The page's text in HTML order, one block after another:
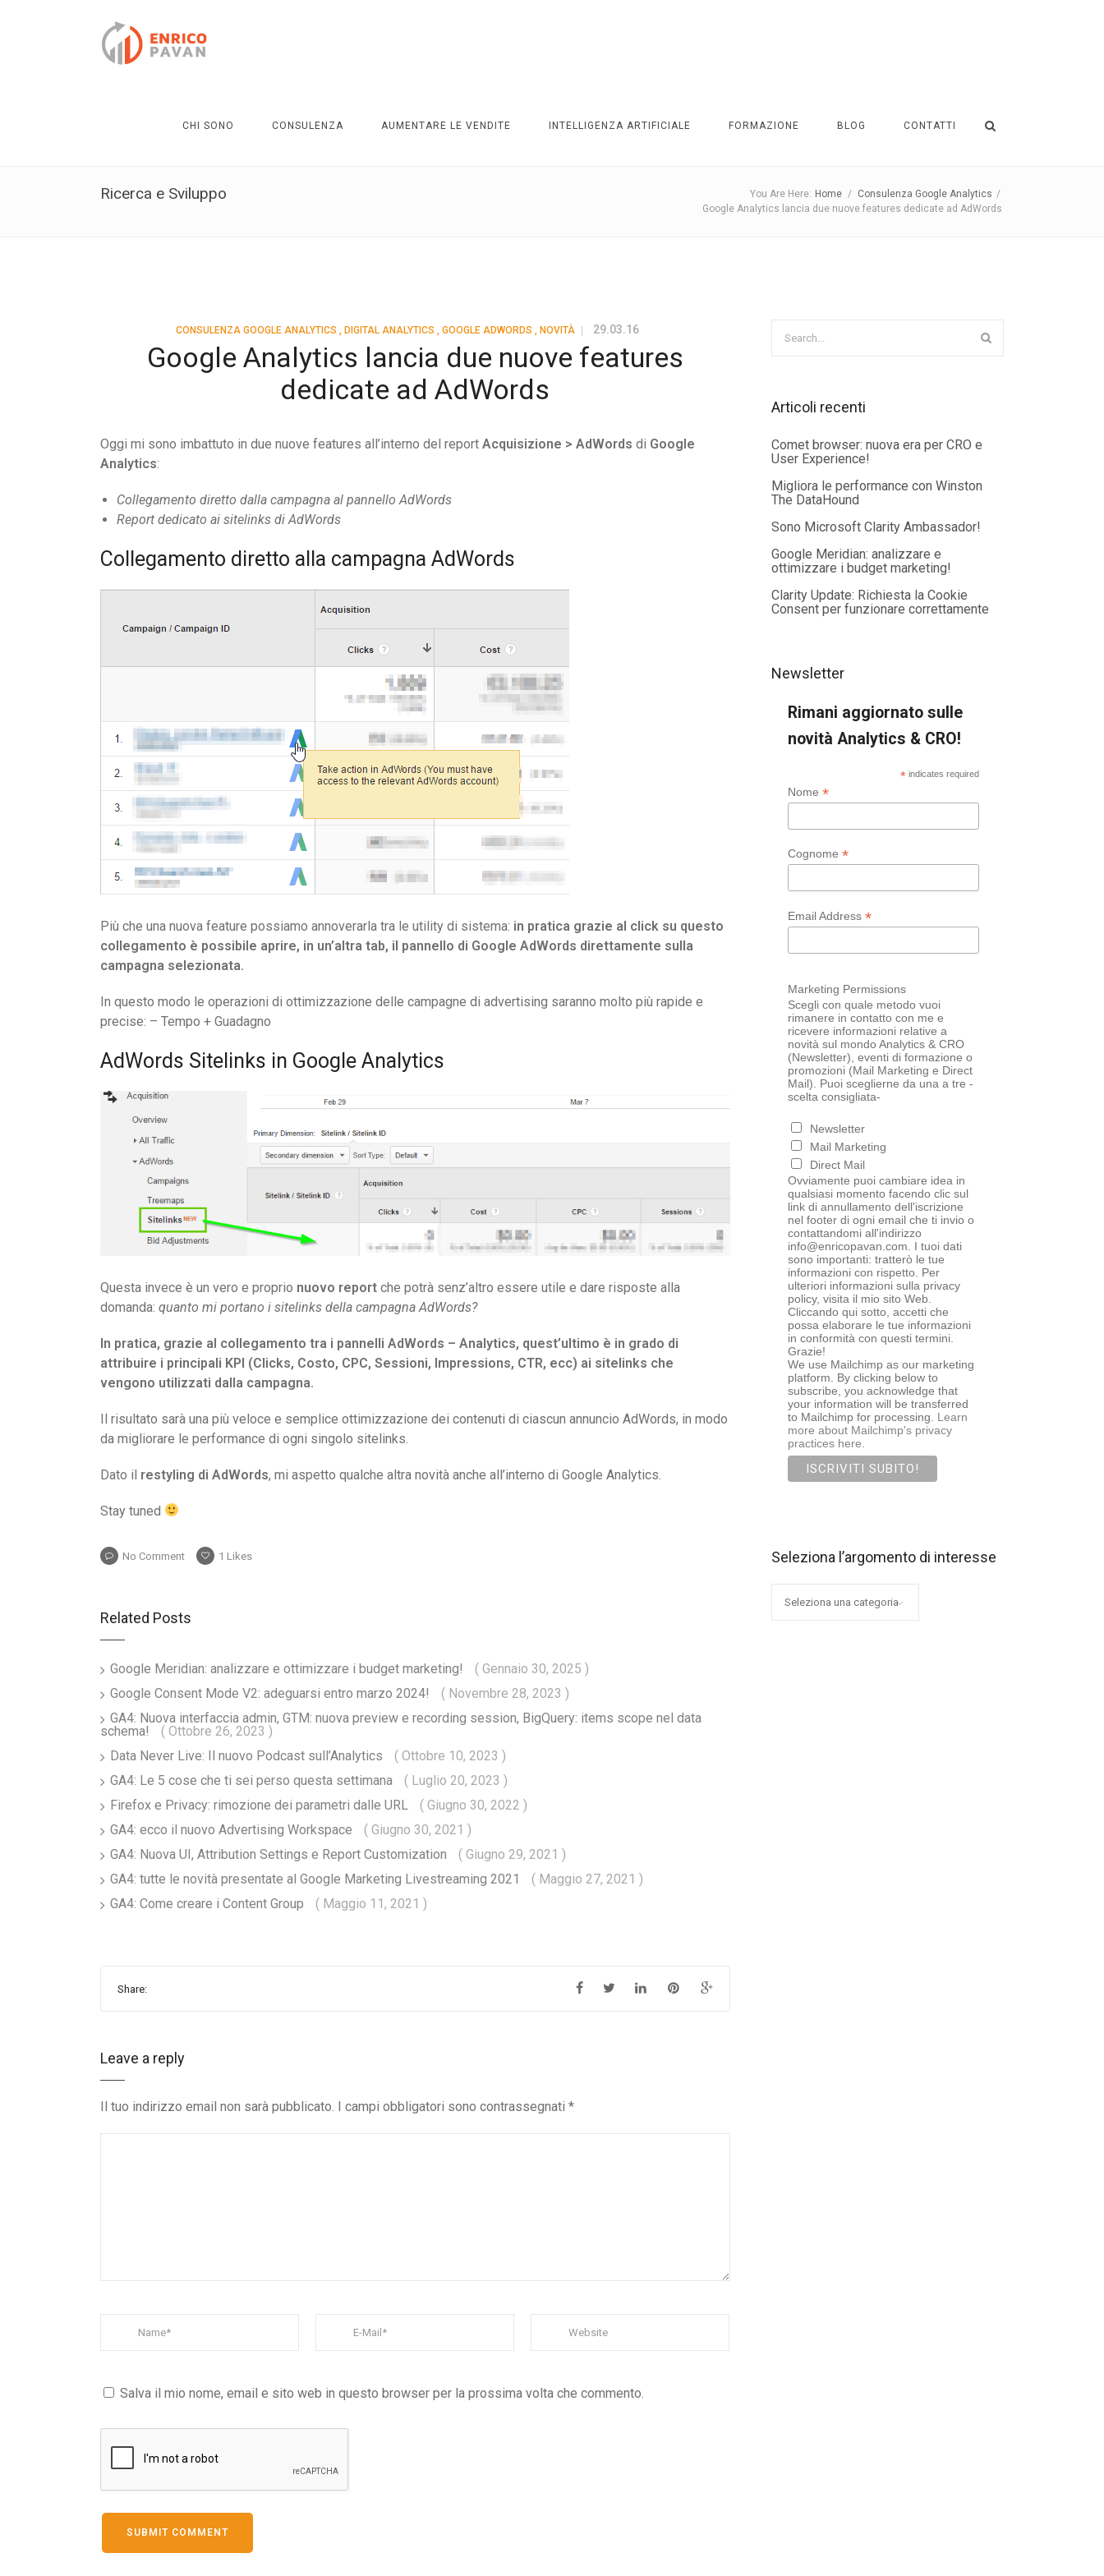
CHI SONO CONSULENZA AUMENTARE LE VENDITE INTELLIGENZA ARTIFICIALE FORMAZIONE BLOG CONTATTI
Ricerca e Sviluppo You Are Here: Home / Consulenza Google Analytics /
Google Analytics lancia due nuove features dedicate ad AdWords
CONSULENZA GOOGLE ANALYTICS , DIGITAL ANALYTICS ,GOOGLE ADWORDS , NOVITÀ 29.03.16
Google Analytics lancia due nuove features
dedicate ad AdWords
Oggi mi sono imbattuto in due nuove features all’interno del report Acquisizione > AdWords di Google
Analytics:
Collegamento diretto dalla campagna al pannello AdWords
Report dedicato ai sitelinks di AdWords
Collegamento diretto alla campagna AdWords
Più che una nuova feature possiamo annoverarla tra le utility di sistema: in pratica grazie al click su questo
collegamento è possibile aprire, in un’altra tab, il pannello di Google AdWords direttamente sulla
campagna selezionata.
In questo modo le operazioni di ottimizzazione delle campagne di advertising saranno molto più rapide e
precise: – Tempo + Guadagno
AdWords Sitelinks in Google Analytics
Questa invece è un vero e proprio nuovo report che potrà senz’altro essere utile e dare risposte alla
domanda: quanto mi portano i sitelinks della campagna AdWords?
In pratica, grazie al collegamento tra i pannelli AdWords – Analytics, quest’ultimo è in grado di
attribuire i principali KPI (Clicks, Costo, CPC, Sessioni, Impressions, CTR, ecc) ai sitelinks che
vengono utilizzati dalla campagna.
Il risultato sarà una più veloce e semplice ottimizzazione dei contenuti di ciascun annuncio AdWords, in modo
da migliorare le performance di ogni singolo sitelinks.
Dato il restyling di AdWords, mi aspetto qualche altra novità anche all’interno di Google Analytics.
Stay tuned
No Comment 1 Likes
Related Posts
Google Meridian: analizzare e ottimizzare i budget marketing!
( Gennaio 30, 2025 )
Google Consent Mode V2: adeguarsi entro marzo 2024!
( Novembre 28, 2023 )
GA4: Nuova interfaccia admin, GTM: nuova preview e recording session, BigQuery: items scope nel data
schema!
( Ottobre 26, 2023 )
Data Never Live: Il nuovo Podcast sull’Analytics
( Ottobre 10, 2023 )
GA4: Le 5 cose che ti sei perso questa settimana
( Luglio 20, 2023 )
Firefox e Privacy: rimozione dei parametri dalle URL
( Giugno 30, 2022 )
GA4: ecco il nuovo Advertising Workspace
( Giugno 30, 2021 )
GA4: Nuova UI, Attribution Settings e Report Customization
( Giugno 29, 2021 )
GA4: tutte le novità presentate al Google Marketing Livestreaming 2021
( Maggio 27, 2021 )
GA4: Come creare i Content Group
( Maggio 11, 2021 )
Share:
Leave a reply
Il tuo indirizzo email non sarà pubblicato. I campi obbligatori sono contrassegnati *
Salva il mio nome, email e sito web in questo browser per la prossima volta che commento.
Articoli recenti
Comet browser: nuova era per CRO e
User Experience!
Migliora le performance con Winston
The DataHound
Sono Microsoft Clarity Ambassador!
Google Meridian: analizzare e
ottimizzare i budget marketing!
Clarity Update: Richiesta la Cookie
Consent per funzionare correttamente
Newsletter
Rimani aggiornato sulle
novità Analytics & CRO!
* indicates required
Nome *
Cognome *
Email Address *
Marketing Permissions
Scegli con quale metodo vuoi
rimanere in contatto con me e
ricevere informazioni relative a
novità sul mondo Analytics & CRO
(Newsletter), eventi di formazione o
promozioni (Mail Marketing e Direct
Mail). Puoi sceglierne da una a tre -
scelta consigliata-
Newsletter
Mail Marketing
Direct Mail
Ovviamente puoi cambiare idea in
qualsiasi momento facendo clic sul
link di annullamento dell'iscrizione
nel footer di ogni email che ti invio o
contattandomi all'indirizzo
info@enricopavan.com. I tuoi dati
sono importanti: tratterò le tue
informazioni con rispetto. Per
ulteriori informazioni sulla privacy
policy, visita il mio sito Web.
Cliccando qui sotto, accetti che
possa elaborare le tue informazioni
in conformità con questi termini.
Grazie!
We use Mailchimp as our marketing
platform. By clicking below to
subscribe, you acknowledge that
your information will be transferred
to Mailchimp for processing. Learn
more about Mailchimp's privacy
practices here.
Seleziona l’argomento di interesse